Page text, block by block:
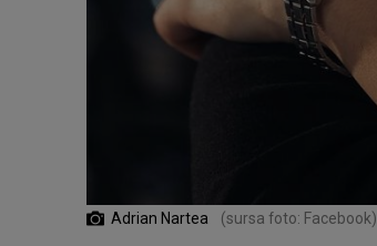
Adrian Nartea (sursa foto: Facebook)